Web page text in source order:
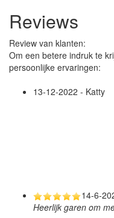
Reviews
Review van klanten:
Om een betere indruk te
persoonlijke ervaringen:
13-12-2022 - Katty
14-6-
Heerlijk garen om